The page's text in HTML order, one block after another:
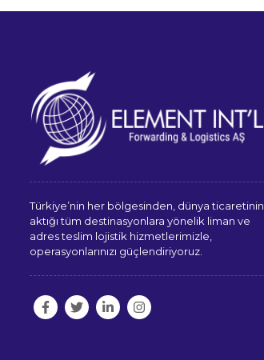
Türkiye’nin her bölgesinden, dünya ticaretinin
aktığı tüm destinasyonlara yönelik liman ve
adres teslim lojistik hizmetlerimizle,
operasyonlarınızı güçlendiriyoruz.